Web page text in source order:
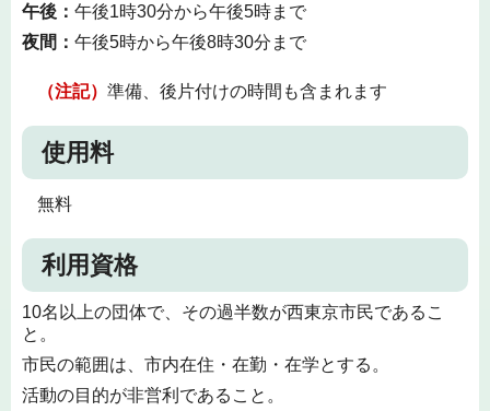
午後： 午後1時30分から午後5時まで
夜間： 午後5時から午後8時30分まで
（注記） 準備、後片付けの時間も含まれます
使用料
無料
利用資格
10名以上の団体で、その過半数が西東京市民であるこ
と。
市民の範囲は、市内在住・在勤・在学とする。
活動の目的が非営利であること。